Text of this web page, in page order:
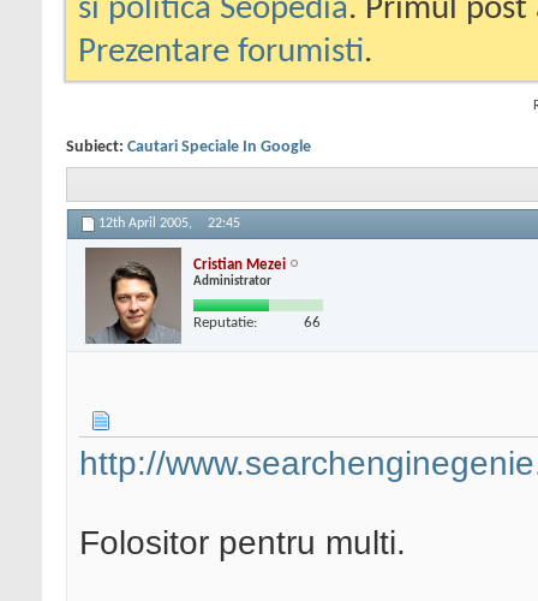
si politica Seopedia. Primul
Prezentare forumisti.
Subiect: Cautari Speciale In Google
12th April 2005, 22:45
Cristian Mezei
Administrator
Reputatie: 66
http://
Folositor pentru multi.